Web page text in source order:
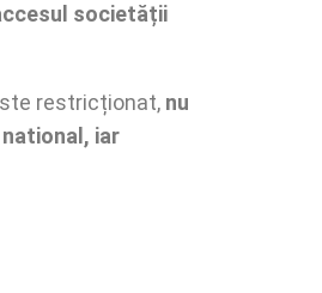
societății
restricționat, nu
iar